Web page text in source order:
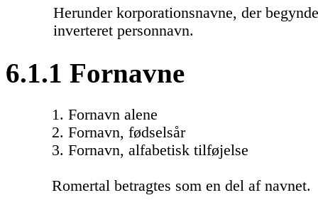
Herunder korporationsnavne, der
inverteret personnavn.
6.1.1 Fornavne
1. Fornavn alene
2. Fornavn, fødselsår
3. Fornavn, alfabetisk tilføjelse
Romertal betragtes som en del af navnet.